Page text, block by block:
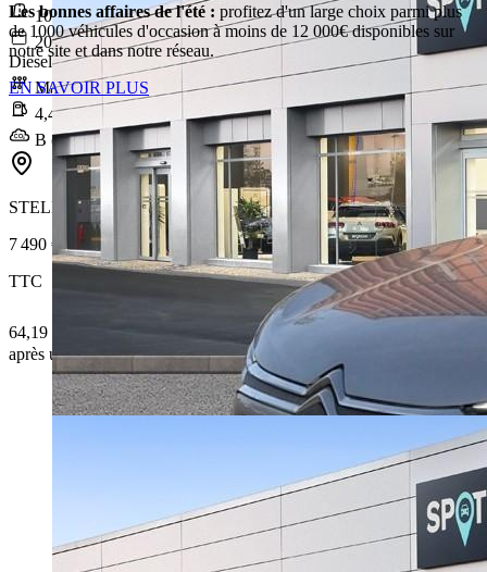
108 184 km
2020-03-10
Diesel
Manuelle
4,4 l/100km
B (115 g/km)
STELLANTIS &YOU ORVAULT
7 490 €
TTC
64,19 € /Mois
après un premier loyer de 2 247 €
Les bonnes affaires de l'été : profitez d'un large choix parmi plus
de 1000 véhicules d'occasion à moins de 12 000€ disponibles sur
notre site et dans notre réseau.
EN SAVOIR PLUS